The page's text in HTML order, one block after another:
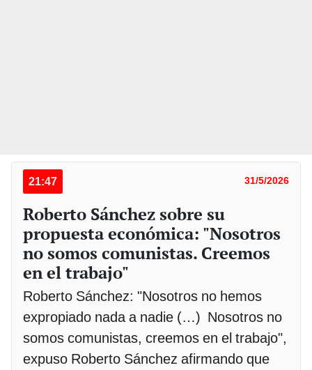
21:47 31/5/2026
Roberto Sánchez sobre su
propuesta económica: "Nosotros
no somos comunistas. Creemos
en el trabajo"
Roberto Sánchez: "Nosotros no hemos
expropiado nada a nadie (…) Nosotros no
somos comunistas, creemos en el trabajo",
expuso Roberto Sánchez afirmando que